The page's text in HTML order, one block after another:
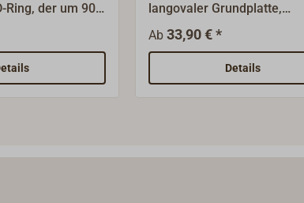
Ring, der um 90
getrommelt
langovaler Grundplatte,
Oberfläche: feinmatt
getrommelt.
Ab 33,90 € *
Details